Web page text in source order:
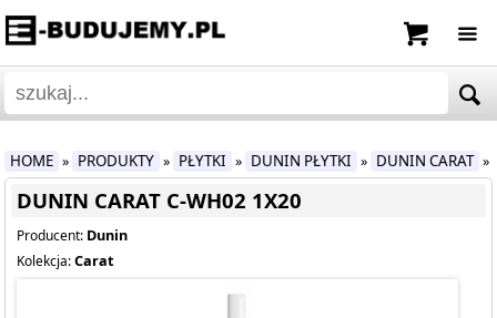
HOME » PRODUKTY » PŁYTKI » DUNIN PŁYTKI » DUNIN CARAT »
DUNIN CARAT C-WH02 1X20
Producent: Dunin
Kolekcja:Carat